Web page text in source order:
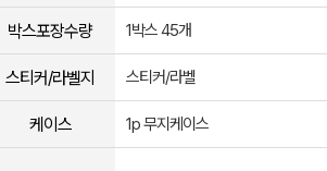
박스포장수량 1박스 45개
스티커/라벨지 스티커/라벨
케이스 1p 무지케이스